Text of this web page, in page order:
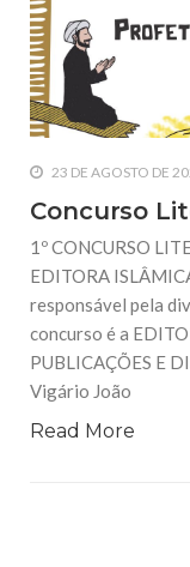
10 DE NOVEMBRO
Falecimento
(A.S.)
Em nome de Deus,
data em que
muçulmanos, o
(A.S.), conhecido
ministro das
República
Na noite da quinta-
Brasil recebeu em
Relações
23 DE AGOSTO DE
Concurso
1º CONCURSO
EDITORA
responsável pela
concurso é a
PUBLICAÇÕES E
Vigário João
Read More